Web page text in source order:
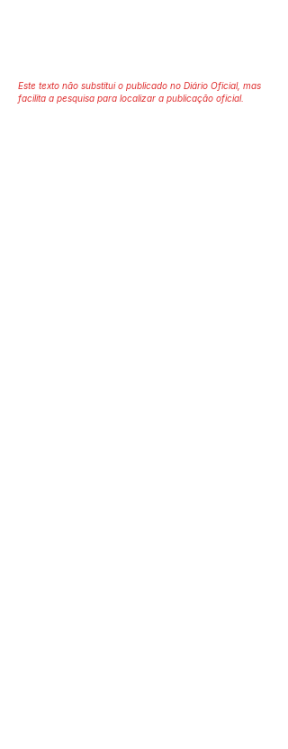
Este texto não substitui o publicado no Diário Oficial, mas
facilita a pesquisa para localizar a publicação oficial.